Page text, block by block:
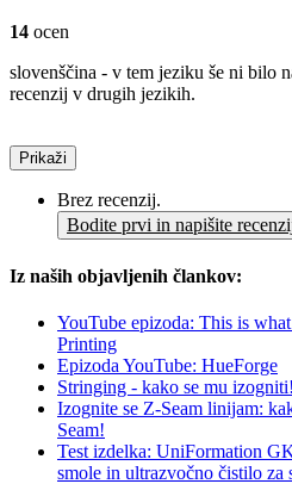
14 ocen
slovenščina - v tem jeziku še ni bilo
recenzij v drugih jezikih.
Prikaži
Brez recenzij.
Bodite prvi in napišite
Iz naših objavljenih člankov:
YouTube epizoda: This is
Printing
Epizoda YouTube: HueForge
Stringing - kako se mu izogniti!
Izognite se Z-Seam linijam:
Seam!
Test izdelka: UniFormation
smole in ultrazvočno čistilo za